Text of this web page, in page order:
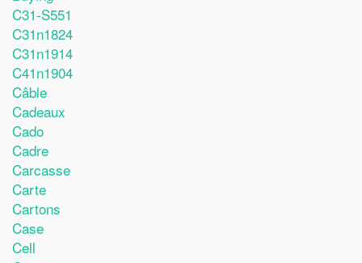
C31-S551
C31n1824
C31n1914
C41n1904
Câble
Cadeaux
Cado
Cadre
Carcasse
Carte
Cartons
Case
Cell